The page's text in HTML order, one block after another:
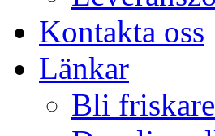
Kontakta oss
Länkar
Bli